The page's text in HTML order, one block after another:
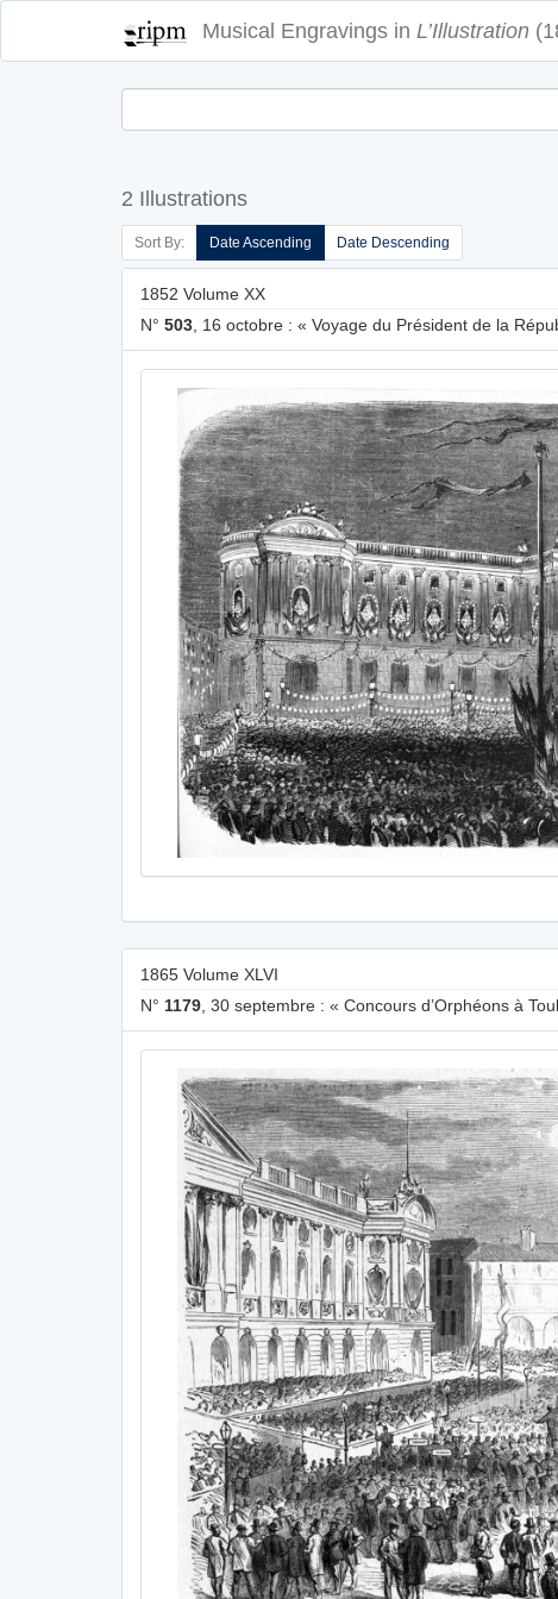
Musical Engravings in L’Illustration
2 Illustrations
Sort By: Date Ascending Date Descending
1852 Volume XX
N° 503 , 16 octobre : « Voyage du Président de la
1865 Volume XLVI
N° 1179 , 30 septembre : « Concours d’Orphéons à